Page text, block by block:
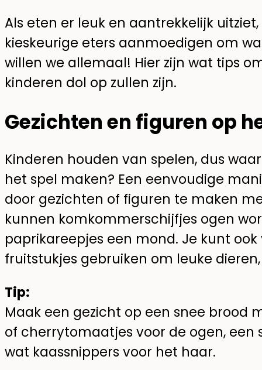
Als eten er leuk en aantrekkelijk
kieskeurige eters aanmoedigen om
willen we allemaal! Hier zijn wat tips
kinderen dol op zullen zijn.
Gezichten en figuren op
Kinderen houden van spelen, dus
het spel maken? Een eenvoudige
door gezichten of figuren te maken
kunnen komkommerschijfjes ogen
paprikareepjes een mond. Je kunt
fruitstukjes gebruiken om leuke
Tip:
Maak een gezicht op een snee brood
of cherrytomaatjes voor de ogen,
wat kaassnippers voor het haar.